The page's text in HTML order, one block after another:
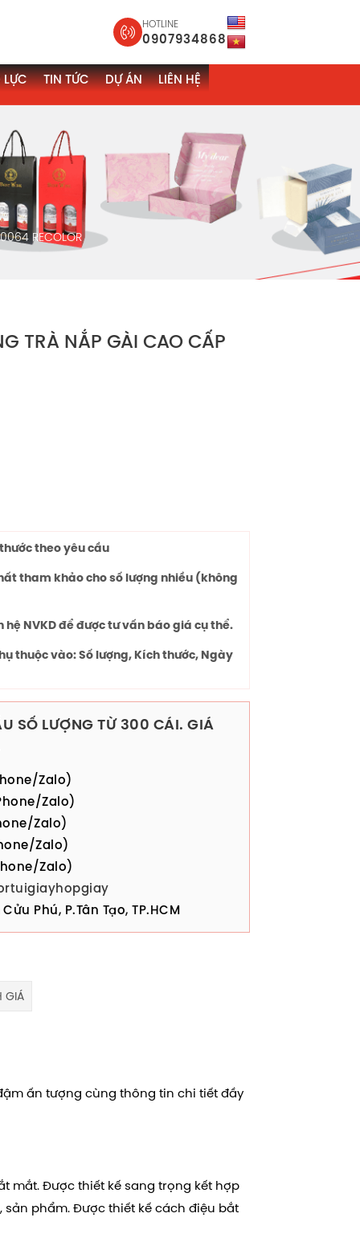
HOTLINE
0907934868
LỰC TIN TỨC DỰ ÁN LIÊN HỆ
RECOLOR
TRÀ NẮP GÀI CAO CẤP
theo yêu cầu
tham khảo cho số lượng nhiều (không
hệ NVKD để được tư vấn báo giá cụ thể.
thuộc vào: Số lượng, Kích thước, Ngày
SỐ LƯỢNG TỪ 300 CÁI. GIÁ
Zalo)
Zalo)
Zalo)
Zalo)
Zalo)
Phú, P.Tân Tạo, TP.HCM
GIÁ
ấn tượng cùng thông tin chi tiết đầy
mắt. Được thiết kế sang trọng kết hợp
phẩm. Được thiết kế cách điệu bắt